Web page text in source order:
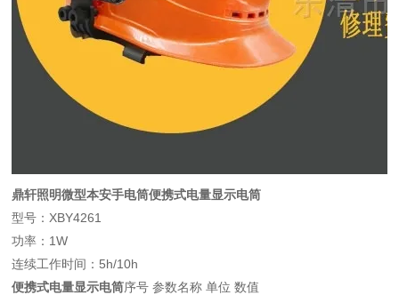
鼎轩照明微型本安手电筒便携式电量显示电筒
型号：XBY4261
功率：1W
连续工作时间：5h/10h
便携式电量显示电筒序号 参数名称 单位 数值